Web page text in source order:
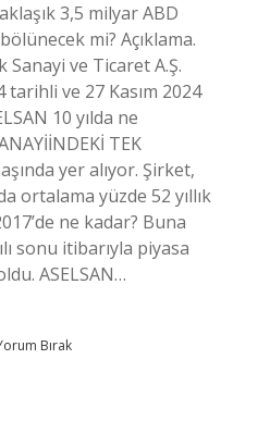
3,5 milyar ABD
mi? Açıklama.
ve Ticaret A.Ş.
tarihli ve 27 Kasım 2024
10 yılda ne
TEK
yer alıyor. Şirket,
ortalama yüzde 52 yıllık
ne kadar? Buna
sonu itibarıyla piyasa
ASELSAN…
Bırak